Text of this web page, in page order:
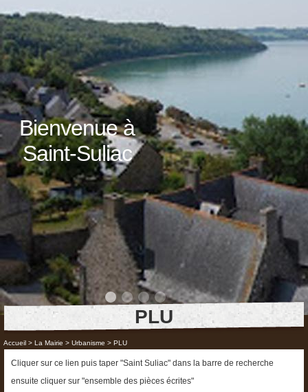
Bienvenue à
Saint-Suliac
Accueil > La Mairie > Urbanisme > PLU
PLU
Cliquer sur ce lien puis taper "Saint Suliac" dans la barre de recherche
ensuite cliquer sur "ensemble des pièces écrites"